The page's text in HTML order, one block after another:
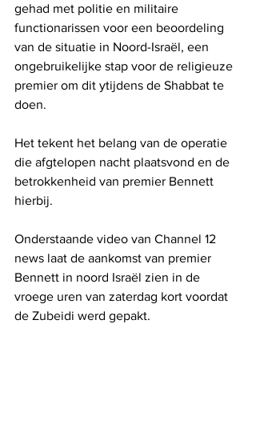
gehad met politie en militaire
functionarissen voor een beoordeling
van de situatie in Noord-Israël, een
ongebruikelijke stap voor de religieuze
premier om dit ytijdens de Shabbat te
doen.
Het tekent het belang van de operatie
die afgtelopen nacht plaatsvond en de
betrokkenheid van premier Bennett
hierbij.
Onderstaande video van Channel 12
news laat de aankomst van premier
Bennett in noord Israël zien in de
vroege uren van zaterdag kort voordat
de Zubeidi werd gepakt.